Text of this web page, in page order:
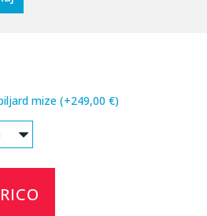
mize (+249,00 €)